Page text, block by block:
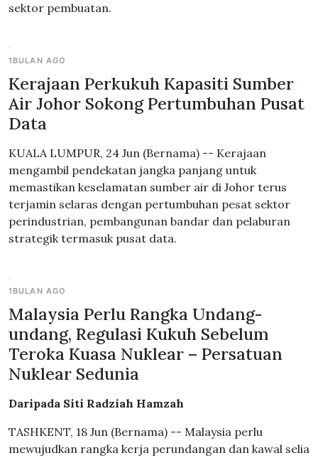
sektor pembuatan.
1BULAN AGO
Kerajaan Perkukuh Kapasiti Sumber
Air Johor Sokong Pertumbuhan Pusat
Data
KUALA LUMPUR, 24 Jun (Bernama) -- Kerajaan
mengambil pendekatan jangka panjang untuk
memastikan keselamatan sumber air di Johor terus
terjamin selaras dengan pertumbuhan pesat sektor
perindustrian, pembangunan bandar dan pelaburan
strategik termasuk pusat data.
1BULAN AGO
Malaysia Perlu Rangka Undang-
undang, Regulasi Kukuh Sebelum
Teroka Kuasa Nuklear – Persatuan
Nuklear Sedunia
Daripada Siti Radziah Hamzah
TASHKENT, 18 Jun (Bernama) -- Malaysia perlu
mewujudkan rangka kerja perundangan dan kawal selia